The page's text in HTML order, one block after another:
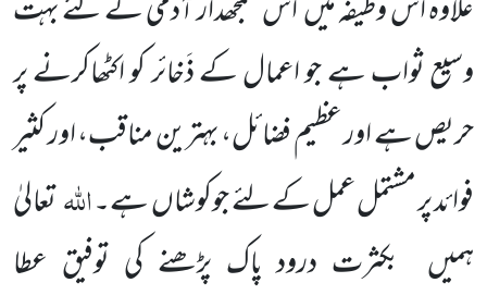
علاوہ اس وظیفہ میں اس سمجھدار آدمی کے لئے بہت
وسیع ثواب ہے جو اعمال کے ذَخائر کو اکٹھاکرنے پر
حریص ہے اور عظیم فضائل، بہترین مناقب، اور کثیر
فوائد پر مشتمل عمل کے لئے جوکوشاں ہے۔اللہتعالیٰ
ہمیں بکثرت درود پاک پڑھنے کی توفیق عطا